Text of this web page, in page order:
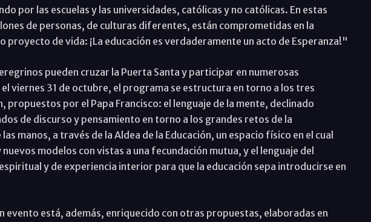
por las escuelas y las universidades, católicas y no católicas. En estas
de personas, de culturas diferentes, están comprometidas en la
proyecto de vida: ¡La educación es verdaderamente un acto de Esperanza!"
pueden cruzar la Puerta Santa y participar en numerosas
viernes 31 de octubre, el programa se estructura en torno a los tres
propuestos por el Papa Francisco: el lenguaje de la mente, declinado
de discurso y pensamiento en torno a los grandes retos de la
manos, a través de la Aldea de la Educación, un espacio físico en el cual
modelos con vistas a una fecundación mutua, y el lenguaje del
y de experiencia interior para que la educación sepa introducirse en
evento está, además, enriquecido con otras propuestas, elaboradas en